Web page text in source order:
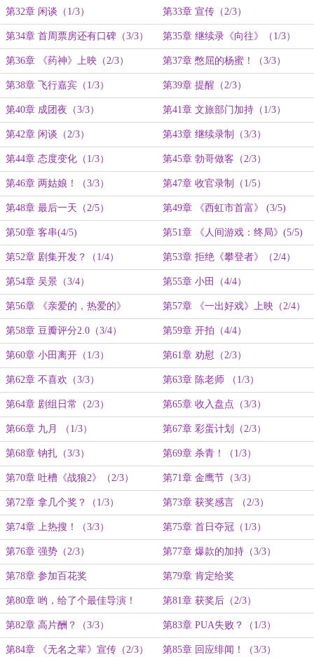
（2/3）
第32章 闲谈（1/3） 第33章 宣传（2/3）
第34章 首周票房还有口碑（3/3） 第35章 继续录《向往》（1/3）
第36章 《药神》上映（2/3） 第37章 憋屈的杨蜜！（3/3）
第38章 飞行嘉宾（1/3） 第39章 提醒（2/3）
第40章 成团夜（3/3） 第41章 文旅部门加持（1/3）
第42章 闲谈（2/3） 第43章 继续录制（3/3）
第44章 态度变化（1/3） 第45章 勃哥做客（2/3）
第46章 两姑娘！（3/3） 第47章 收官录制（1/5）
第48章 最后一天（2/5） 第49章 《西虹市首富》 (3/5)
第50章 客串(4/5) 第51章 《人间游戏：终局》(5/5)
第52章 剧集开发？（1/4） 第53章 拒绝《攀登者》（2/4）
第54章 吴景（3/4） 第55章 小田（4/4）
第56章 《亲爱的，热爱的》
（1/3）
第57章 《一出好戏》上映（2/4）
第58章 豆瓣评分2.0（3/4） 第59章 开拍（4/4）
第60章 小田离开（1/3） 第61章 劝慰（2/3）
第62章 不喜欢（3/3） 第63章 陈老师 （1/3）
第64章 剧组日常（2/3） 第65章 收入盘点（3/3）
第66章 九月 （1/3） 第67章 彩蛋计划（2/3）
第68章 钠扎（3/3） 第69章 杀青！（1/3）
第70章 吐槽《战狼2》（2/3） 第71章 金鹰节（3/3）
第72章 拿几个奖？（1/3） 第73章 获奖感言 （2/3）
第74章 上热搜！（3/3） 第75章 首日夺冠（1/3）
第76章 强势（2/3） 第77章 爆款的加持（3/3）
第78章 参加百花奖 第79章 肯定给奖
第80章 哟，给了个最佳导演！
（1/3）
第81章 获奖后（2/3）
第82章 高片酬？（3/3） 第83章 PUA失败？（1/3）
第84章 《无名之辈》宣传（2/3） 第85章 回应绯闻！（3/3）